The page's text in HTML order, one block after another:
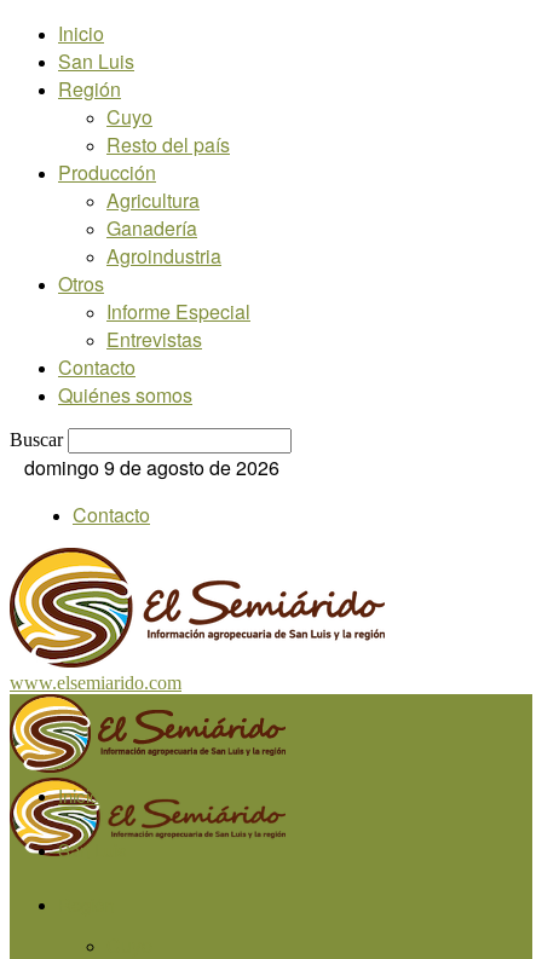
Inicio
San Luis
Región
Cuyo
Resto del país
Producción
Agricultura
Ganadería
Agroindustria
Otros
Informe Especial
Entrevistas
Contacto
Quiénes somos
Buscar
domingo 9 de agosto de 2026
Contacto
www.elsemiarido.com
Inicio
San Luis